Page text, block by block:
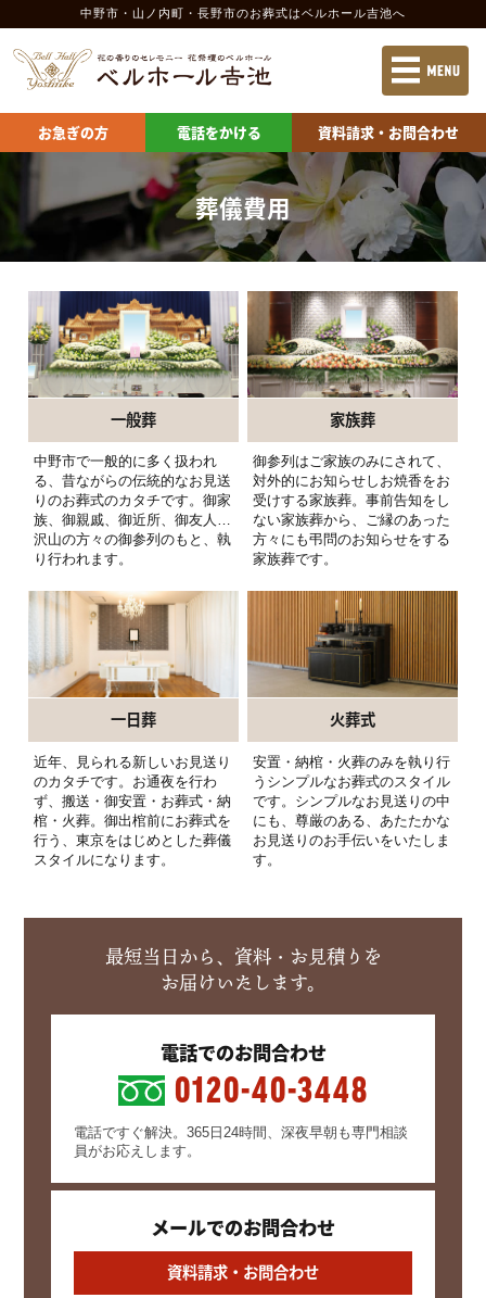
中野市・山ノ内町・長野市のお葬式はベルホール吉池へ
お急ぎの方 電話をかける 資料請求・お問合わせ
葬儀費用
一般葬
中野市で一般的に多く扱われ
る、昔ながらの伝統的なお見送
りのお葬式のカタチです。御家
族、御親戚、御近所、御友人…
沢山の方々の御参列のもと、執
り行われます。
家族葬
御参列はご家族のみにされて、
対外的にお知らせしお焼香をお
受けする家族葬。事前告知をし
ない家族葬から、ご縁のあった
方々にも弔問のお知らせをする
家族葬です。
一日葬
近年、見られる新しいお見送り
のカタチです。お通夜を行わ
ず、搬送・御安置・お葬式・納
棺・火葬。御出棺前にお葬式を
行う、東京をはじめとした葬儀
スタイルになります。
火葬式
安置・納棺・火葬のみを執り行
うシンプルなお葬式のスタイル
です。シンプルなお見送りの中
にも、尊厳のある、あたたかな
お見送りのお手伝いをいたしま
す。
最短当日から、資料・お見積りを
お届けいたします。
電話でのお問合わせ
0120-40-3448
電話ですぐ解決。365日24時間、深夜早朝も専門相談
員がお応えします。
メールでのお問合わせ
資料請求・お問合わせ
お急ぎの方 電話をかける 資料請求
当社の特長 施設案内 中野市
葬儀の流れ 施設案内 長野市
葬儀の費用 供物の申込
会社案内 お問合わせ
ベルホール吉池 中野会館
ベルホール吉池 山ノ内会館
ベルハウス アスビーリビング
ベルハウスレストラン トゥーパパロミオ
ベルハウス稲田 アスビービアンカ